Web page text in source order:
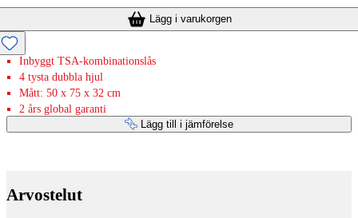
Lägg i varukorgen
Inbyggt TSA-kombinationslås
4 tysta dubbla hjul
Mått: 50 x 75 x 32 cm
2 års global garanti
Lägg till i jämförelse
Arvostelut